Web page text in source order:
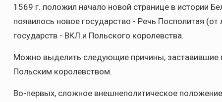
1569 г. положил начало новой странице в истории
появилось новое государство - Речь Посполитая
государств - ВКЛ и Польского королевства.
Можно выделить следующие причины, заставившие
Польским королевством.
Во-первых, сложное внешнеполитическое